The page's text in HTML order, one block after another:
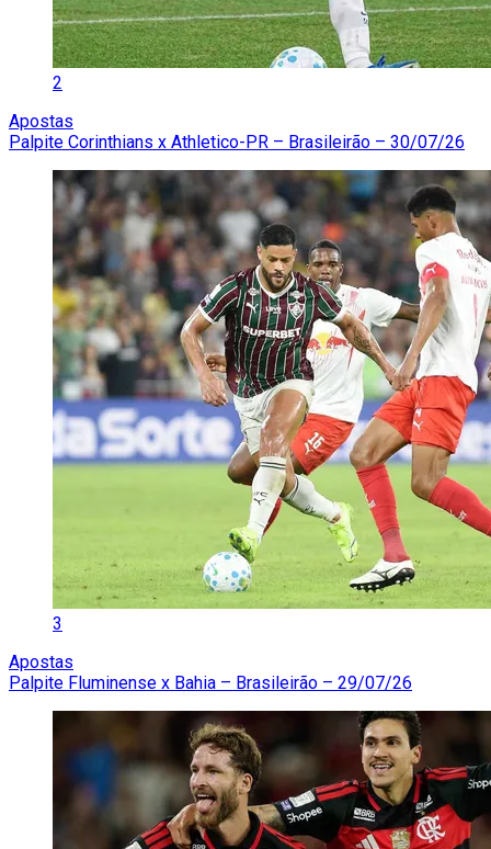
2
Apostas
Palpite Corinthians x Athletico-PR – Brasileirão – 30/07/26
3
Apostas
Palpite Fluminense x Bahia – Brasileirão – 29/07/26